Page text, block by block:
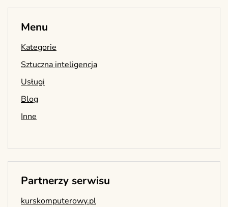
Menu
Kategorie
Sztuczna inteligencja
Usługi
Blog
Inne
Partnerzy serwisu
kurskomputerowy.pl